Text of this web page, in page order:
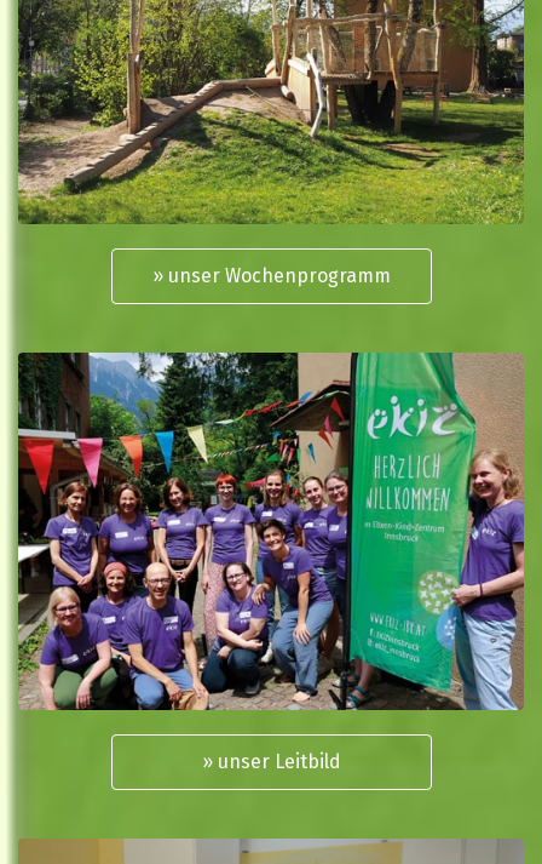
» unser Wochenprogramm
» unser Leitbild